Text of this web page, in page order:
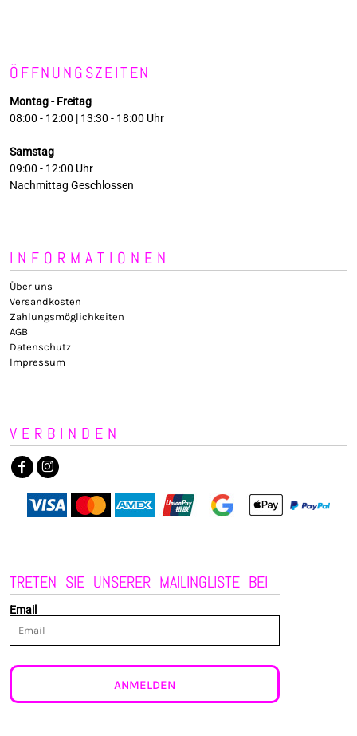
ÖFFNUNGSZEITEN
Montag - Freitag
08:00 - 12:00 | 13:30 - 18:00 Uhr
Samstag
09:00 - 12:00 Uhr
Nachmittag Geschlossen
INFORMATIONEN
Über uns
Versandkosten
Zahlungsmöglichkeiten
AGB
Datenschutz
Impressum
VERBINDEN
TRETEN SIE UNSERER MAILINGLISTE BEI
Email
ANMELDEN